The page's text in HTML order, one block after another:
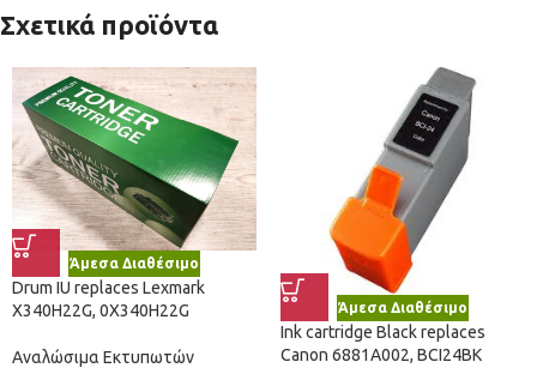
Σχετικά προϊόντα
Άμεσα Διαθέσιμο
Drum IU replaces Lexmark
X340H22G, 0X340H22G
Αναλώσιμα Εκτυπωτών
Άμεσα Διαθέσιμο
Ink cartridge Black replaces
Canon 6881A002, BCI24BK